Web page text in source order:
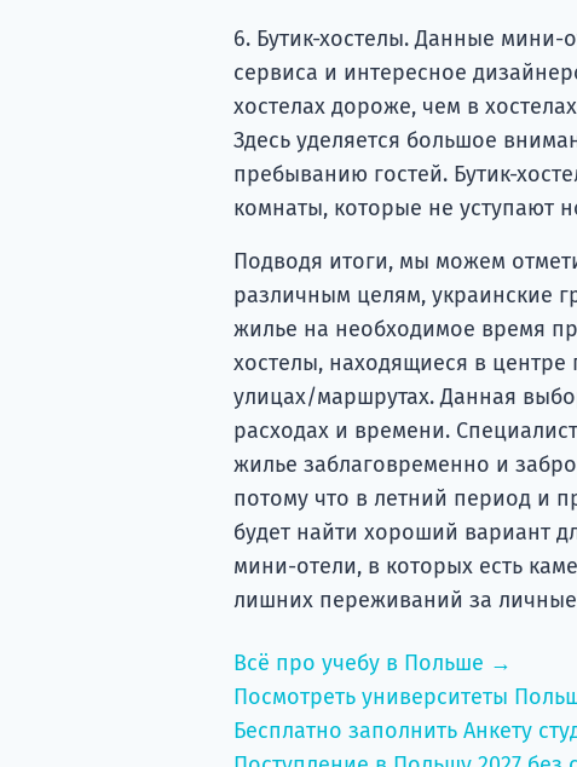
6. Бутик-хостелы. Данные мини-
сервиса и интересное
хостелах дороже, чем в
Здесь уделяется большое
пребыванию гостей. Бутик-
комнаты, которые не уступают
Подводя итоги, мы можем
различным целям, украинские
жилье на необходимое время
хостелы, находящиеся в
улицах/маршрутах. Данная
расходах и времени.
жилье заблаговременно и
потому что в летний период и
будет найти хороший вариант
мини-отели, в которых есть
лишних переживаний за
Всё про учебу в Польше →
Посмотреть университеты
Бесплатно заполнить Анкету